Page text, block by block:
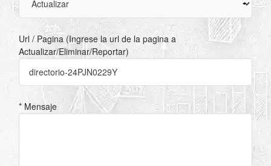
Url / Pagina (Ingrese la url de la pagina a
Actualizar/Eliminar/Reportar)
* Mensaje